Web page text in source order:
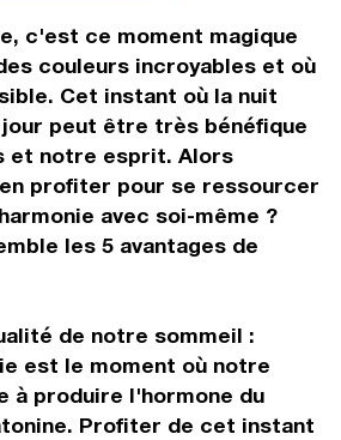
c'est ce moment magique
couleurs incroyables et où
Cet instant où la nuit
peut être très bénéfique
et notre esprit. Alors
profiter pour se ressourcer
avec soi-même ?
les 5 avantages de
de notre sommeil :
est le moment où notre
à produire l'hormone du
Profiter de cet instant